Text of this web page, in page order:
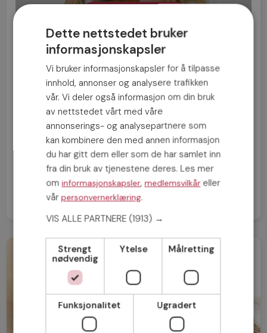
FORRIGE INNLEGG
6 grunner til at du ikke finner en partner – og
hvorfor det ikke handler om utseendet ditt
NESTE INNLEGG
Slik lykkes du med et avstandsforhold
Dette nettstedet bruker
informasjonskapsler
Vi bruker informasjonskapsler for å tilpasse
innhold, annonser og analysere trafikken
vår. Vi deler også informasjon om din bruk
av nettstedet vårt med våre
annonserings- og analysepartnere som
kan kombinere den med annen informasjon
du har gitt dem eller som de har samlet inn
fra din bruk av tjenestene deres. Les mer
ominformasjonskapsler,medlemsvilkåreller
vårpersonvernerklæring.
VIS ALLE PARTNERE (1913) →
Strengt
nødvendig
Ytelse Målretting
Funksjonalitet Ugradert